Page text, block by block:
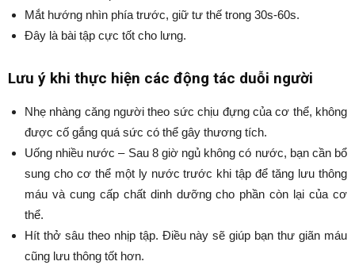
Mắt hướng nhìn phía trước, giữ tư thế trong 30s-60s.
Đây là bài tập cực tốt cho lưng.
Lưu ý khi thực hiện các động tác duỗi người
Nhẹ nhàng căng người theo sức chịu đựng của cơ thể, không
được cố gắng quá sức có thể gây thương tích.
Uống nhiều nước – Sau 8 giờ ngủ không có nước, bạn cần bổ
sung cho cơ thể một ly nước trước khi tập để tăng lưu thông
máu và cung cấp chất dinh dưỡng cho phần còn lại của cơ
thể.
Hít thở sâu theo nhịp tập. Điều này sẽ giúp bạn thư giãn máu
cũng lưu thông tốt hơn.